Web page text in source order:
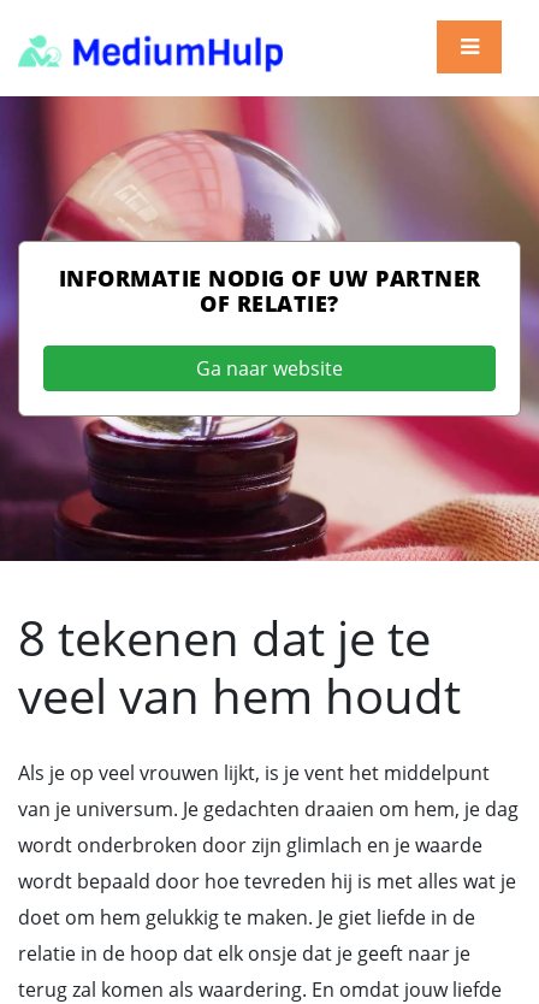
INFORMATIE NODIG OF UW PARTNER
OF RELATIE?
Ga naar website
8 tekenen dat je te
veel van hem houdt
Als je op veel vrouwen lijkt, is je vent het middelpunt
van je universum. Je gedachten draaien om hem, je dag
wordt onderbroken door zijn glimlach en je waarde
wordt bepaald door hoe tevreden hij is met alles wat je
doet om hem gelukkig te maken. Je giet liefde in de
relatie in de hoop dat elk onsje dat je geeft naar je
terug zal komen als waardering. En omdat jouw liefde